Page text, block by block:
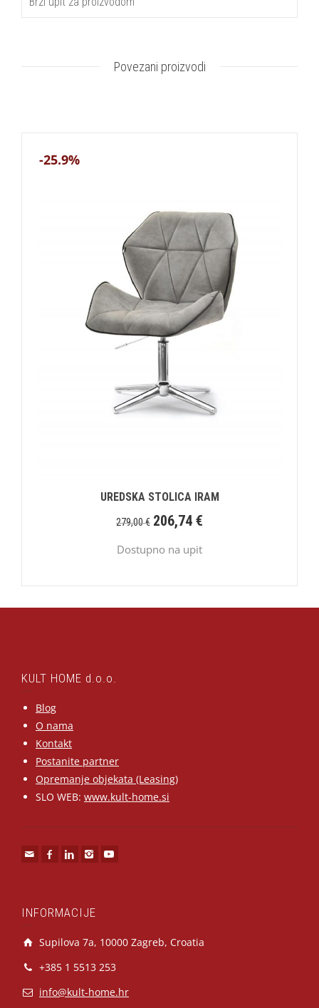
Povezani proizvodi
-25.9%
UREDSKA STOLICA IRAM
279,00€ 206,74 €
Dostupno na upit
KULT HOME d.o.o.
Blog
O nama
Kontakt
Postanite partner
Opremanje objekata (Leasing)
SLO WEB: www.kult-home.si
INFORMACIJE
Supilova 7a, 10000 Zagreb, Croatia
+385 1 5513 253
info@kult-home.hr